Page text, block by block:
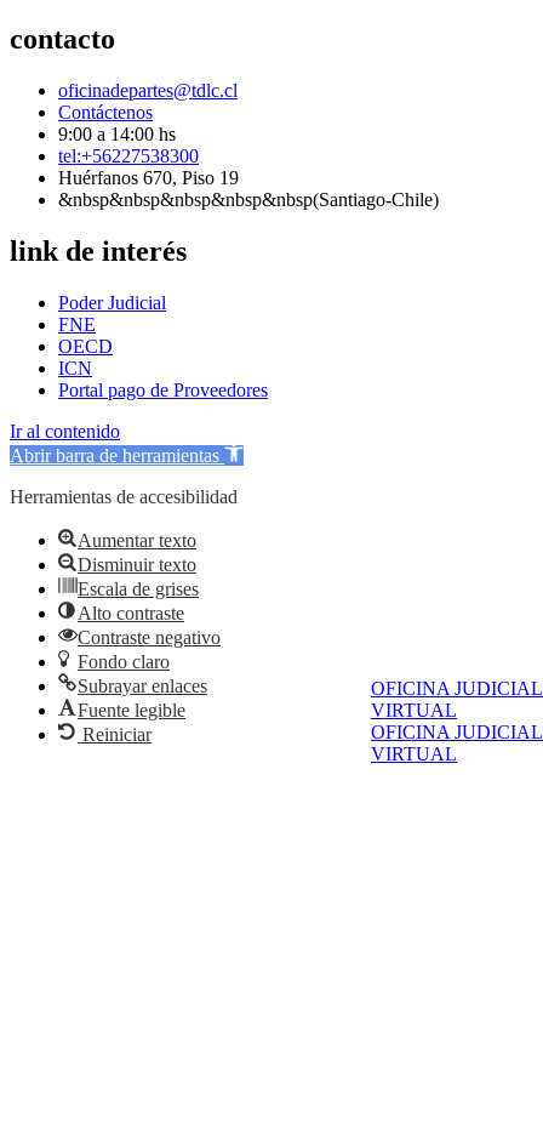
OFICINA JUDICIAL
VIRTUAL
OFICINA JUDICIAL
VIRTUAL
contacto
oficinadepartes@tdlc.cl
Contáctenos
9:00 a 14:00 hs
tel:+56227538300
Huérfanos 670, Piso 19
&nbsp&nbsp&nbsp&nbsp&nbsp(Santiago-Chile)
link de interés
Poder Judicial
FNE
OECD
ICN
Portal pago de Proveedores
Ir al contenido
Abrir barra de herramientas
Herramientas de accesibilidad
Aumentar texto
Disminuir texto
Escala de grises
Alto contraste
Contraste negativo
Fondo claro
Subrayar enlaces
Fuente legible
Reiniciar